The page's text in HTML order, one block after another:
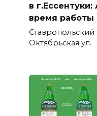
в
время работы
Ставропольский
Октябрьская ул.